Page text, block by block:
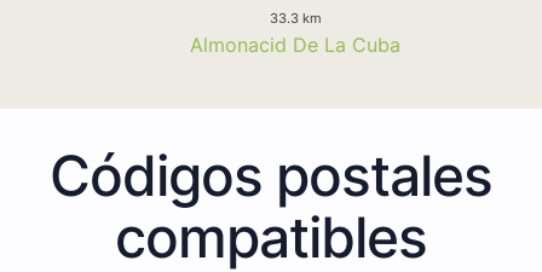
33.3 km
Almonacid De La Cuba
Códigos postales
compatibles